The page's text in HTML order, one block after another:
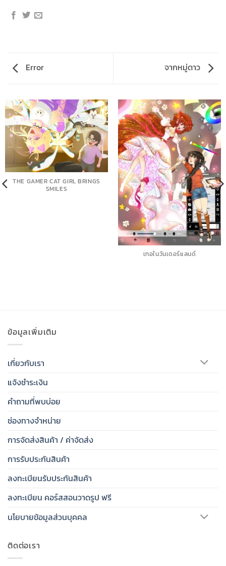
Error จากหมู่ดาว
THE GAMER CAT GIRL BRINGS
SMILES
เทอในวันเดอร์แลนด์
ข้อมูลเพิ่มเติม
เกี่ยวกับเรา
แจ้งชำระเงิน
คำถามที่พบบ่อย
ช่องทางจำหน่าย
การจัดส่งสินค้า / ค่าจัดส่ง
การรับประกันสินค้า
ลงทะเบียนรับประกันสินค้า
ลงทะเบียน คอร์สสอนวาดรูป ฟรี
นโยบายข้อมูลส่วนบุคคล
ติดต่อเรา